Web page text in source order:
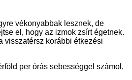
vékonyabbak lesznek, de
el, hogy az izmok zsírt égetnek.
visszatérsz korábbi étkezési
per órás sebességgel számol,